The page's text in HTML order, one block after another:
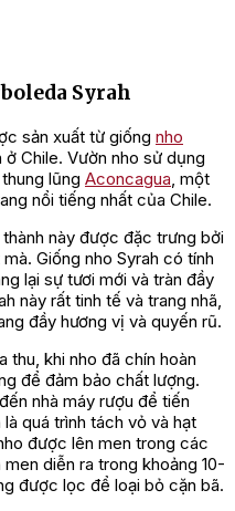
Syrah
sản xuất từ giống nho
Chile. Vườn nho sử dụng
lũng Aconcagua, một
nổi tiếng nhất của Chile.
này được đặc trưng bởi
Giống nho Syrah có tính
lại sự tươi mới và tràn đầy
này rất tinh tế và trang nhã,
đầy hương vị và quyến rũ.
thu, khi nho đã chín hoàn
để đảm bảo chất lượng.
nhà máy rượu để tiến
quá trình tách vỏ và hạt
được lên men trong các
diễn ra trong khoảng 10-
được lọc để loại bỏ cặn bã.